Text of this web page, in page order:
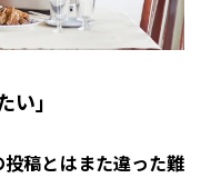
い」
投稿とはまた違った難